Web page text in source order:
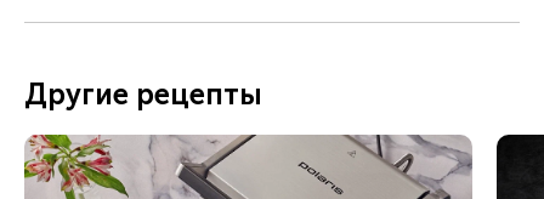
Другие рецепты